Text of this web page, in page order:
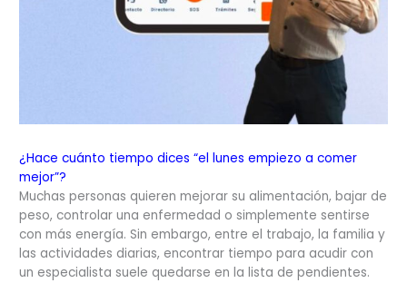
¿Hace cuánto tiempo dices “el lunes empiezo a comer
mejor”?
Muchas personas quieren mejorar su alimentación, bajar de
peso, controlar una enfermedad o simplemente sentirse
con más energía. Sin embargo, entre el trabajo, la familia y
las actividades diarias, encontrar tiempo para acudir con
un especialista suele quedarse en la lista de pendientes.